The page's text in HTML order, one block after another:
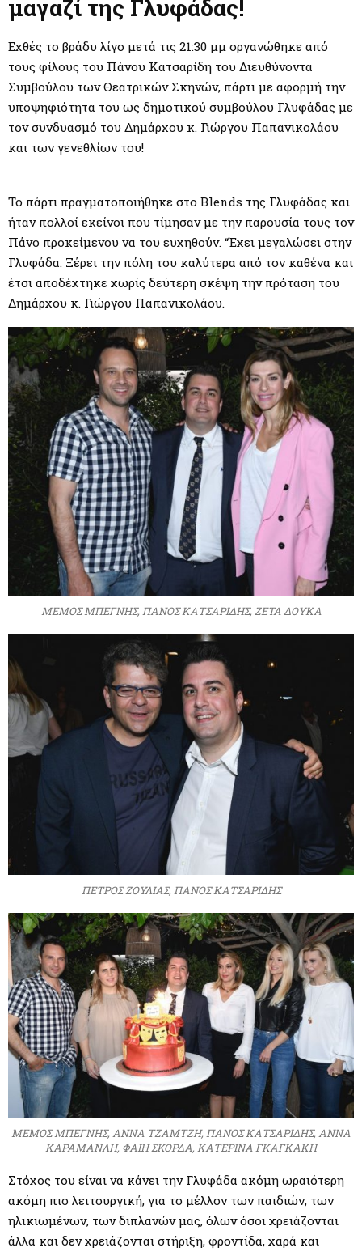
E
N
U
μαγαζί της Γλυφάδας!
Εχθές το βράδυ λίγο μετά τις 21:30 μμ οργανώθηκε από
τους φίλους του Πάνου Κατσαρίδη του Διευθύνοντα
Συμβούλου των Θεατρικών Σκηνών, πάρτι με αφορμή την
υποψηφιότητα του ως δημοτικού συμβούλου Γλυφάδας με
τον συνδυασμό του Δημάρχου κ. Γιώργου Παπανικολάου
και των γενεθλίων του!
Το πάρτι πραγματοποιήθηκε στο Blends της Γλυφάδας και
ήταν πολλοί εκείνοι που τίμησαν με την παρουσία τους τον
Πάνο προκείμενου να του ευχηθούν. “Έχει μεγαλώσει στην
Γλυφάδα. Ξέρει την πόλη του καλύτερα από τον καθένα και
έτσι αποδέχτηκε χωρίς δεύτερη σκέψη την πρόταση του
Δημάρχου κ. Γιώργου Παπανικολάου.
ΜΕΜΟΣ ΜΠΕΓΝΗΣ, ΠΑΝΟΣ ΚΑΤΣΑΡΙΔΗΣ, ΖΕΤΑ ΔΟΥΚΑ
ΠΕΤΡΟΣ ΖΟΥΛΙΑΣ, ΠΑΝΟΣ ΚΑΤΣΑΡΙΔΗΣ
ΜΕΜΟΣ ΜΠΕΓΝΗΣ, ΑΝΝΑ ΤΖΑΜΤΖΗ, ΠΑΝΟΣ ΚΑΤΣΑΡΙΔΗΣ, ΑΝΝΑ
ΚΑΡΑΜΑΝΛΗ, ΦΑΙΗ ΣΚΟΡΔΑ, ΚΑΤΕΡΙΝΑ ΓΚΑΓΚΑΚΗ
Στόχος του είναι να κάνει την Γλυφάδα ακόμη ωραιότερη
ακόμη πιο λειτουργική, για το μέλλον των παιδιών, των
ηλικιωμένων, των διπλανών μας, όλων όσοι χρειάζονται
άλλα και δεν χρειάζονται στήριξη, φροντίδα, χαρά και